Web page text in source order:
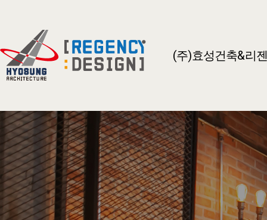
(주)효성건축&리